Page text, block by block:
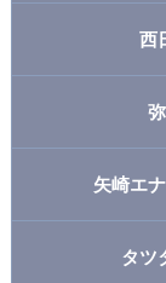
西
矢崎エ
タツ